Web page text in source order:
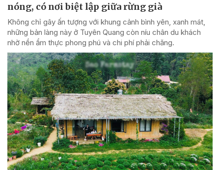
nóng, có nơi biệt lập giữa rừng già
Không chỉ gây ấn tượng với khung cảnh bình yên, xanh mát,
những bản làng này ở Tuyên Quang còn níu chân du khách
nhờ nền ẩm thực phong phú và chi phí phải chăng.